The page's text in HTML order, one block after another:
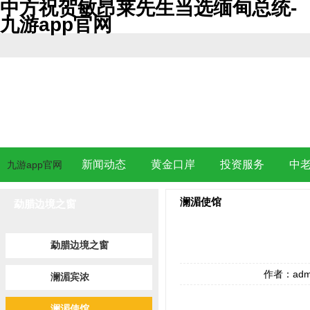
中方祝贺敏昂莱先生当选缅甸总统-
九游app官网
九游app官网 新闻动态 黄金口岸 投资服务 中
勐腊边境之窗
澜湄宾浓
澜湄使馆
作者：